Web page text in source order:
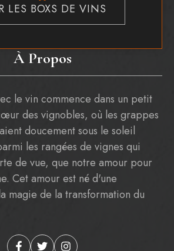
À Propos
le vin commence dans un petit
des vignobles, où les grappes
doucement sous le soleil
les rangées de vignes qui
de vue, que notre amour pour
Cet amour est né d'une
magie de la transformation du
LES BOXS DE VINS